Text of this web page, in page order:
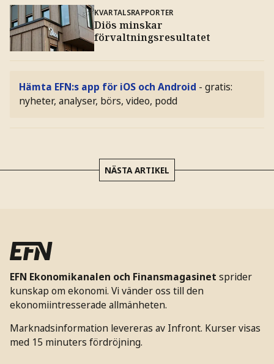
KVARTALSRAPPORTER
Diös minskar
förvaltningsresultatet
Hämta EFN:s app för iOS och Android - gratis:
nyheter, analyser, börs, video, podd
NÄSTA ARTIKEL
EFN Ekonomikanalen och Finansmagasinet sprider
kunskap om ekonomi. Vi vänder oss till den
ekonomiintresserade allmänheten.
Marknadsinformation levereras av Infront. Kurser visas
med 15 minuters fördröjning.